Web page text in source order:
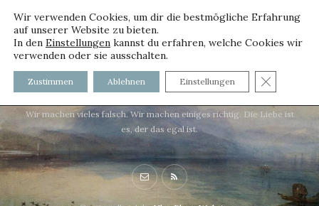
voller worte - mit und ohne
Innenfutter
Wir machen vieles falsch. Wir machen einiges richtig. Die Liebe ist
es, der das egal ist.
Wir verwenden Cookies, um dir die bestmögliche Erfahrung
auf unserer Website zu bieten.
In den Einstellungen kannst du erfahren, welche Cookies wir
verwenden oder sie ausschalten.
Zustimmen Ablehnen Einstellungen GDPR